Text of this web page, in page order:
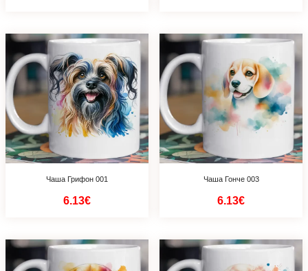
Чаша Грифон 001
6.13€
Чаша Гонче 003
6.13€